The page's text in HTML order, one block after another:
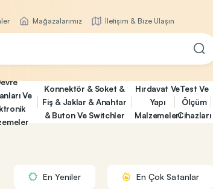
Mağazalarımız İletişim & Bize Ulaşın
Ve
Konnektör & Soket &
Fiş & Jaklar & Anahtar
& Buton Ve Switchler
Hırdavat Ve
Yapı
Malzemeleri
Test Ve
Ölçüm
Cihazları
En Çok Satanlar
En Yeniler